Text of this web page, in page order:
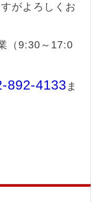
がよろしくお
（9:30～17:0
892-4133 ま